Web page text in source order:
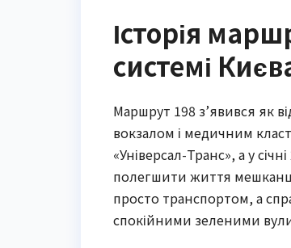
Історія
системі
Маршрут 198 з’явився як
вокзалом і медичним
«Універсал-Транс», а у
полегшити життя
просто транспортом, а
спокійними зеленими